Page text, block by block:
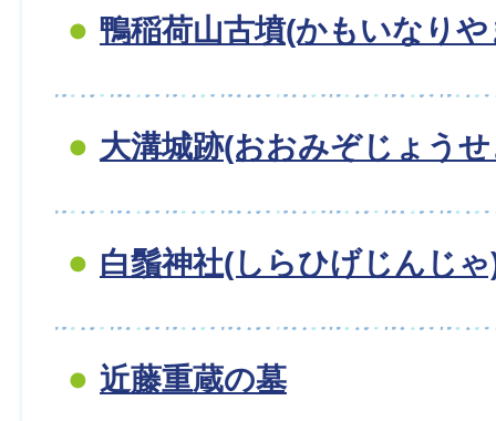
鴨稲荷山古墳(かもいなり
大溝城跡(おおみぞじょう
白鬚神社(しらひげじんじゃ
近藤重蔵の墓